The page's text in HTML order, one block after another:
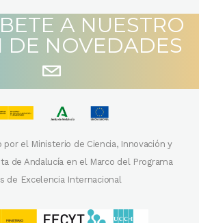
A NUESTRO
DE NOVEDADES
por el Ministerio de Ciencia, Innovación y
de Andalucía en el Marco del Programa
de Excelencia Internacional